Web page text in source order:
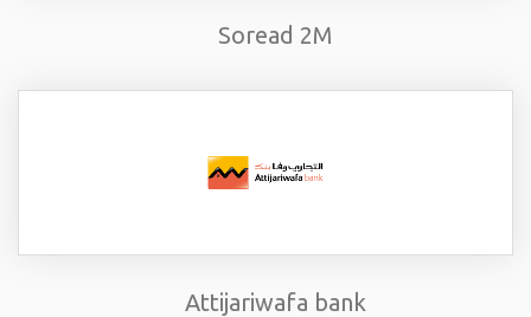
Soread 2M
Attijariwafa bank